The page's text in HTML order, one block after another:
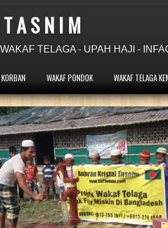
A S N I M
TELAGA - UPAH HAJI -
KORBAN WAKAF PONDOK WAKAF TELAGA